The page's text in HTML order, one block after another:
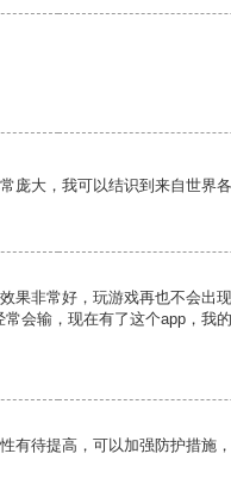
庞大，我可以结识到来自世界各
果非常好，玩游戏再也不会出
会输，现在有了这个app，我
有待提高，可以加强防护措施